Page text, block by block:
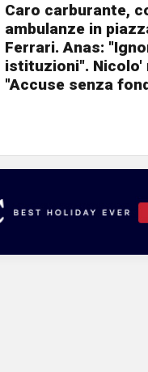
Caro carburante,
ambulanze in
Ferrari. Anas:
istituzioni". Nicolo'
"Accuse senza